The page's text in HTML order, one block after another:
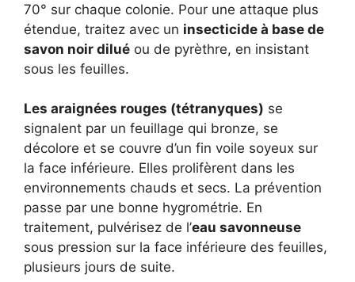
70° sur chaque colonie. Pour une attaque plus
étendue, traitez avec un insecticide à base de
savon noir dilué ou de pyrèthre, en insistant
sous les feuilles.
Les araignées rouges (tétranyques) se
signalent par un feuillage qui bronze, se
décolore et se couvre d’un fin voile soyeux sur
la face inférieure. Elles prolifèrent dans les
environnements chauds et secs. La prévention
passe par une bonne hygrométrie. En
traitement, pulvérisez de l’eau savonneuse
sous pression sur la face inférieure des feuilles,
plusieurs jours de suite.